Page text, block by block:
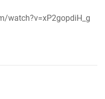
watch?v=xP2gopdiH_g